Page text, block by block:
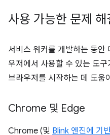
사용 가능한 문제 해
서비스 워커를 개발하는 동안
우저에서 사용할 수 있는 도
브라우저를 시작하는 데 도움
Chrome 및 Edge
Chrome (및 Blink 엔진에 기